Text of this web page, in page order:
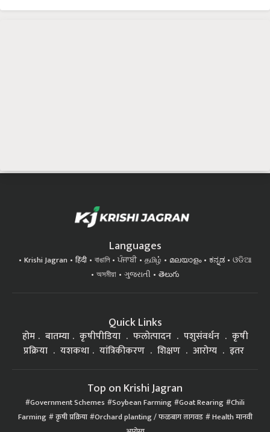
Languages
Krishi Jagran हिंदी বাঙালি ਪੰਜਾਬੀ தமிழ் മലയാളം ಕನ್ನಡ
ଓଡିଆ
অসমীয়া
ગુજરાતી తెలుగు
Quick Links
होम बातम्या कृषीपीडिया फलोत्पादन पशुसंवर्धन
कृषी
प्रक्रिया
यशकथा यांत्रिकीकरण शिक्षण आरोग्य इतर
Top on Krishi Jagran
Government Schemes Soybean Farming Goat Rearing Chili
Farming कृषी प्रक्रिया Orchard planting / फळबाग लागवड Health मानवी